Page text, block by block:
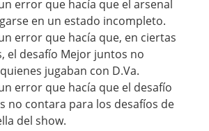
error que hacía que el arsenal
en un estado incompleto.
error que hacía que, en ciertas
el desafío Mejor juntos no
jugaban con D.Va.
error que hacía que el desafío
no contara para los desafíos de
del show.